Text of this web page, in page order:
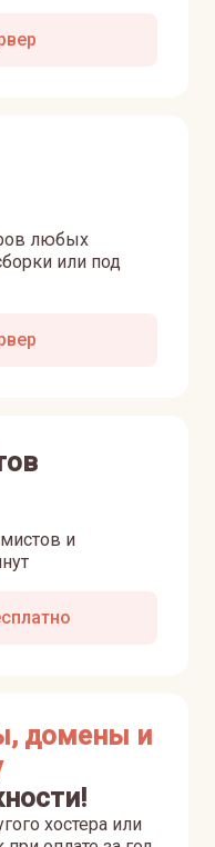
любых
или под
и
домены и
хостера или